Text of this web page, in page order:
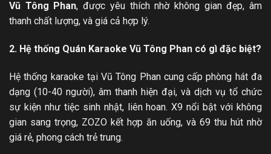
Vũ Tông Phan, được yêu thích nhờ không gian đẹp, âm
thanh chất lượng, và giá cả hợp lý.
2. Hệ thống Quán Karaoke Vũ Tông Phan có gì đặc biệt?
Hệ thống karaoke tại Vũ Tông Phan cung cấp phòng hát đa
dạng (10-40 người), âm thanh hiện đại, và dịch vụ tổ chức
sự kiện như tiệc sinh nhật, liên hoan. X9 nổi bật với không
gian sang trọng, ZOZO kết hợp ăn uống, và 69 thu hút nhờ
giá rẻ, phong cách trẻ trung.